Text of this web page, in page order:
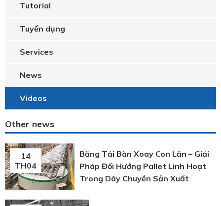
Tutorial
Tuyển dụng
Services
News
Videos
Other news
14
TH04
Băng Tải Bàn Xoay Con Lăn – Giải
Pháp Đổi Hướng Pallet Linh Hoạt
Trong Dây Chuyền Sản Xuất